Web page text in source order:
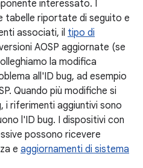
interessato. I
tabelle riportate di seguito e
associati, il tipo di
AOSP aggiornate (se
la modifica
all'ID bug, ad esempio
Quando più modifiche si
i riferimenti aggiuntivi sono
l'ID bug. I dispositivi con
possono ricevere
e aggiornamenti di sistema